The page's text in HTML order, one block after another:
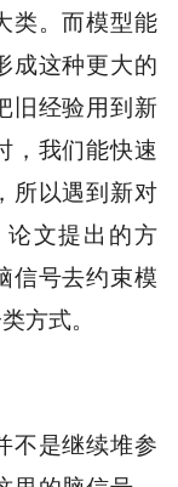
类。而模型能
成这种更大的
旧经验用到新
，我们能快速
所以遇到新对
文提出的方
信号去约束模
方式。
不是继续堆参